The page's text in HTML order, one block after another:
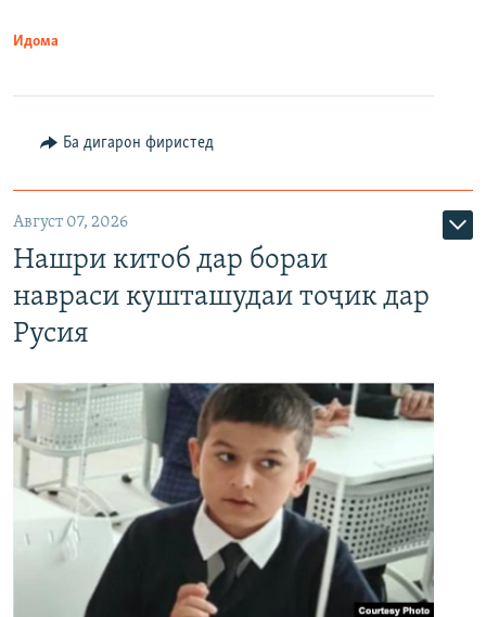
Идома
Ба дигарон фиристед
Август 07, 2026
Нашри китоб дар бораи
навраси кушташудаи тоҷик дар
Русия